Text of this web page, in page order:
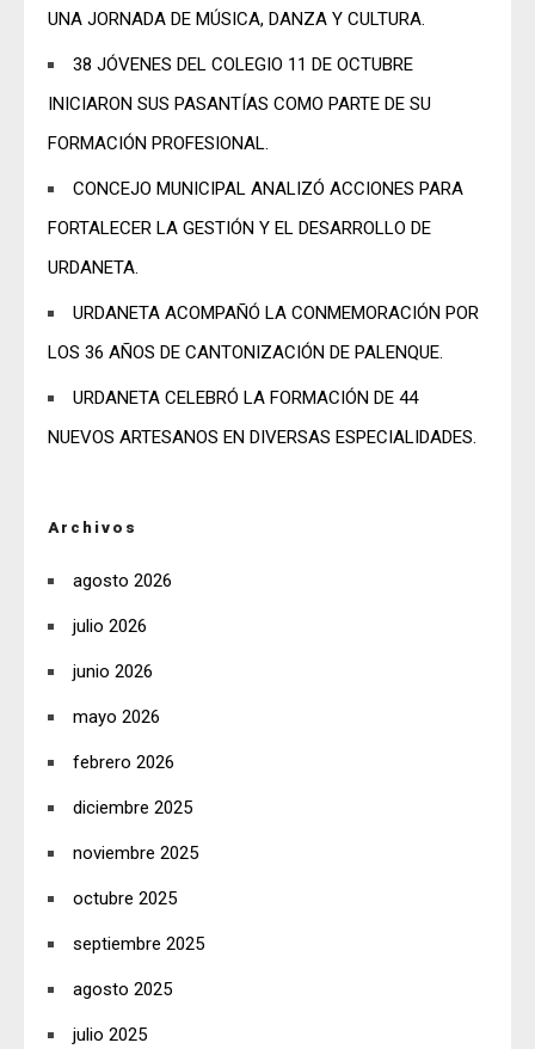
UNA JORNADA DE MÚSICA, DANZA Y CULTURA.
38 JÓVENES DEL COLEGIO 11 DE OCTUBRE
INICIARON SUS PASANTÍAS COMO PARTE DE SU
FORMACIÓN PROFESIONAL.
CONCEJO MUNICIPAL ANALIZÓ ACCIONES PARA
FORTALECER LA GESTIÓN Y EL DESARROLLO DE
URDANETA.
URDANETA ACOMPAÑÓ LA CONMEMORACIÓN POR
LOS 36 AÑOS DE CANTONIZACIÓN DE PALENQUE.
URDANETA CELEBRÓ LA FORMACIÓN DE 44
NUEVOS ARTESANOS EN DIVERSAS ESPECIALIDADES.
Archivos
agosto 2026
julio 2026
junio 2026
mayo 2026
febrero 2026
diciembre 2025
noviembre 2025
octubre 2025
septiembre 2025
agosto 2025
julio 2025